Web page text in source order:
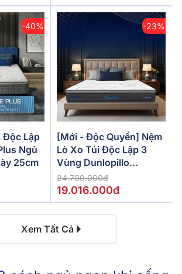
-40%
Độc Lập
Ngủ
25cm
-23%
[Mới - Độc Quyền] Nệm
Lò Xo Túi Độc Lập 3
Vùng Dunlopillo
De.Stress Powerful
24.780.000đ
19.016.000đ
Xem Tất Cả